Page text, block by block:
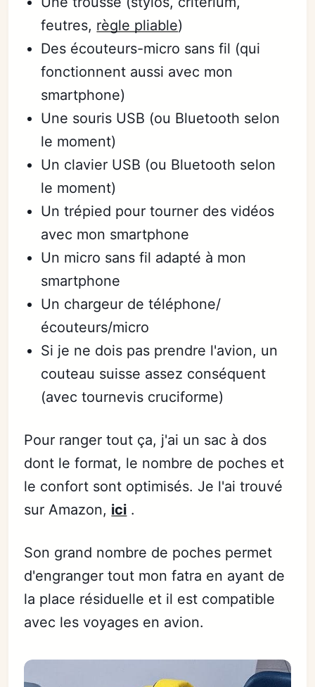
feutres, règle pliable)
Des écouteurs-micro sans fil (qui
fonctionnent aussi avec mon
smartphone)
Une souris USB (ou Bluetooth selon
le moment)
Un clavier USB (ou Bluetooth selon
le moment)
Un trépied pour tourner des vidéos
avec mon smartphone
Un micro sans fil adapté à mon
smartphone
Un chargeur de téléphone/
écouteurs/micro
Si je ne dois pas prendre l'avion, un
couteau suisse assez conséquent
(avec tournevis cruciforme)
Pour ranger tout ça, j'ai un sac à dos
dont le format, le nombre de poches et
le confort sont optimisés. Je l'ai trouvé
sur Amazon, ici .
Son grand nombre de poches permet
d'engranger tout mon fatra en ayant de
la place résiduelle et il est compatible
avec les voyages en avion.